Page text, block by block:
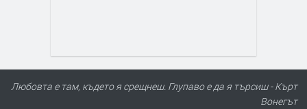
Любовта е там, където я срещнеш. Глупаво е да я търсиш - Кърт
Вонегът